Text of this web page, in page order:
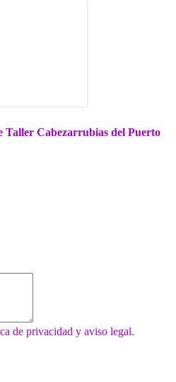
Taller Cabezarrubias del Puerto
de privacidad y aviso legal.